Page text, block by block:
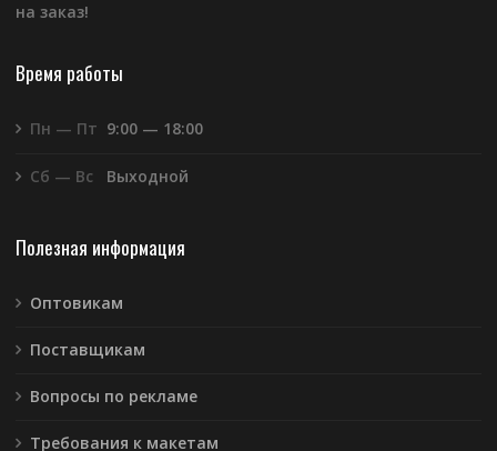
на заказ!
Время работы
Пн — Пт 9:00 — 18:00
Сб — Вс Выходной
Полезная информация
Оптовикам
Поставщикам
Вопросы по рекламе
Требования к макетам